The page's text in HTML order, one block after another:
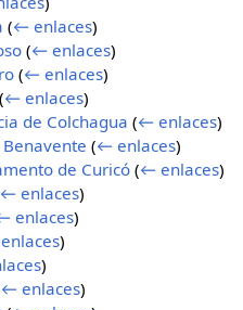
(← enlaces)
(← enlaces)
(← enlaces)
(← enlaces)
de Colchagua (← enlaces)
(← enlaces)
de Curicó (← enlaces)
← enlaces)
enlaces)
)
)
← enlaces)